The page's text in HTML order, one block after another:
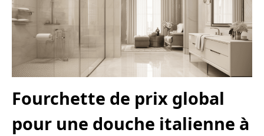
Fourchette de prix global
pour une douche italienne à